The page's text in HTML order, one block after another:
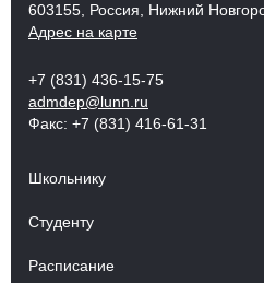
603155, Россия, Нижний
Адрес на карте
+7 (831) 436-15-75
admdep@lunn.ru
Факс: +7 (831) 416-61-31
Школьнику
Студенту
Расписание